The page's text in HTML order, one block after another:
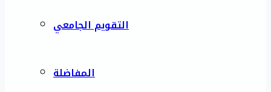
التقويم الجامعي
المفاضلة